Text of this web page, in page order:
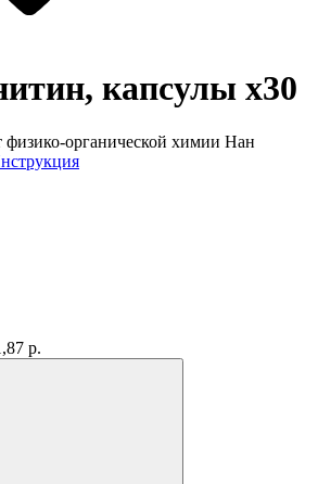
капсулы x30
физико-органической химии Нан
р.